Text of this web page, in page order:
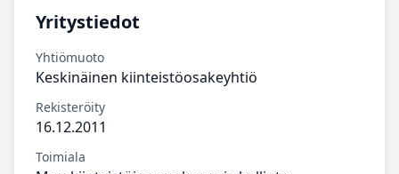
Yritystiedot
Yhtiömuoto
Keskinäinen kiinteistöosakeyhtiö
Rekisteröity
16.12.2011
Toimiala